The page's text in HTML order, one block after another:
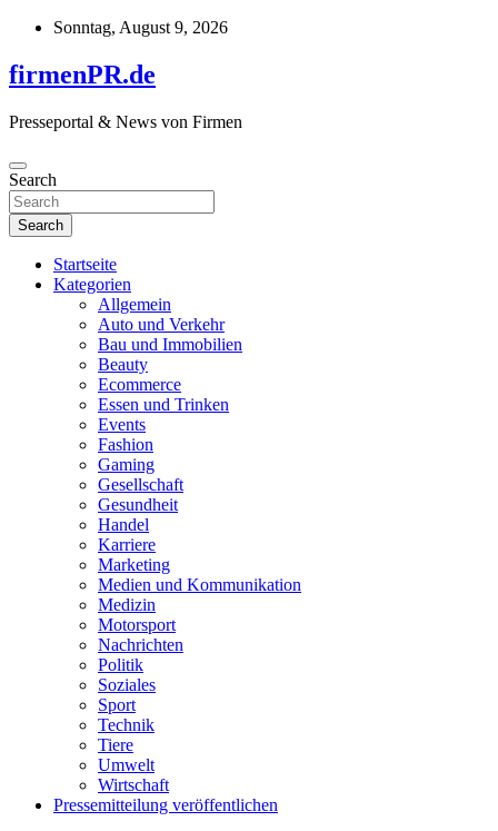
Skip
content
Sonntag, August 9, 2026
firmenPR.de
Presseportal & News von Firmen
Search
Search
Startseite
Kategorien
Allgemein
Auto und Verkehr
Bau und Immobilien
Beauty
Ecommerce
Essen und Trinken
Events
Fashion
Gaming
Gesellschaft
Gesundheit
Handel
Karriere
Marketing
Medien und Kommunikation
Medizin
Motorsport
Nachrichten
Politik
Soziales
Sport
Technik
Tiere
Umwelt
Wirtschaft
Pressemitteilung veröffentlichen